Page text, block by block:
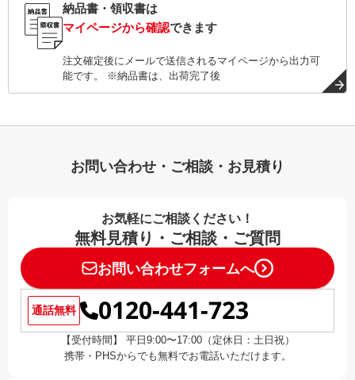
納品書・領収書は
マイページから確認できます
注文確定後にメールで送信されるマイページから出力可
能です。 ※納品書は、出荷完了後
お問い合わせ・ご相談・お見積り
お気軽にご相談ください！
無料見積り・ご相談・ご質問
お問い合わせフォームへ
通話無料 0120-441-723
【受付時間】 平日9:00〜17:00（定休日：土日祝）
携帯・PHSからでも無料でお電話いただけます。